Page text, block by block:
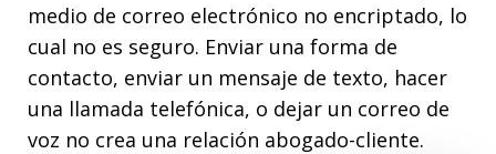
medio de correo electrónico no encriptado, lo
cual no es seguro. Enviar una forma de
contacto, enviar un mensaje de texto, hacer
una llamada telefónica, o dejar un correo de
voz no crea una relación abogado-cliente.